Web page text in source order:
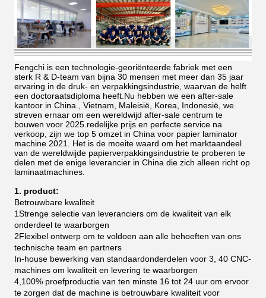
Fengchi is een technologie-georiënteerde fabriek met een
sterk R & D-team van bijna 30 mensen met meer dan 35 jaar
ervaring in de druk- en verpakkingsindustrie, waarvan de helft
een doctoraatsdiploma heeft.Nu hebben we een after-sale
kantoor in China., Vietnam, Maleisië, Korea, Indonesië, we
streven ernaar om een wereldwijd after-sale centrum te
bouwen voor 2025.redelijke prijs en perfecte service na
verkoop, zijn we top 5 omzet in China voor papier laminator
machine 2021. Het is de moeite waard om het marktaandeel
van de wereldwijde papierverpakkingsindustrie te proberen te
delen met de enige leverancier in China die zich alleen richt op
laminaatmachines.
1. product:
Betrouwbare kwaliteit
1Strenge selectie van leveranciers om de kwaliteit van elk
onderdeel te waarborgen
2Flexibel ontwerp om te voldoen aan alle behoeften van ons
technische team en partners
In-house bewerking van standaardonderdelen voor 3, 40 CNC-
machines om kwaliteit en levering te waarborgen
4,100% proefproductie van ten minste 16 tot 24 uur om ervoor
te zorgen dat de machine is betrouwbare kwaliteit voor